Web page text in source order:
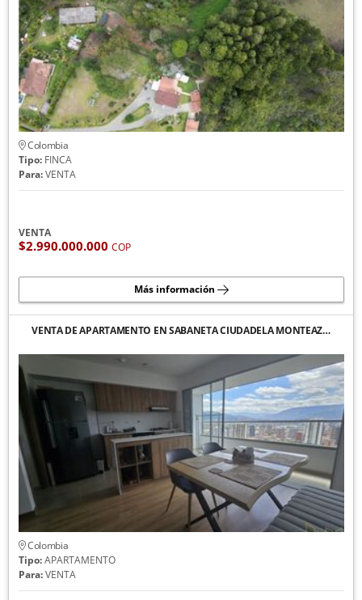
Colombia
Tipo:FINCA
Para:VENTA
VENTA
$2.990.000.000 COP
Más información
VENTA DE APARTAMENTO EN SABANETA CIUDADELA MONTEAZ…
Colombia
Tipo:APARTAMENTO
Para:VENTA